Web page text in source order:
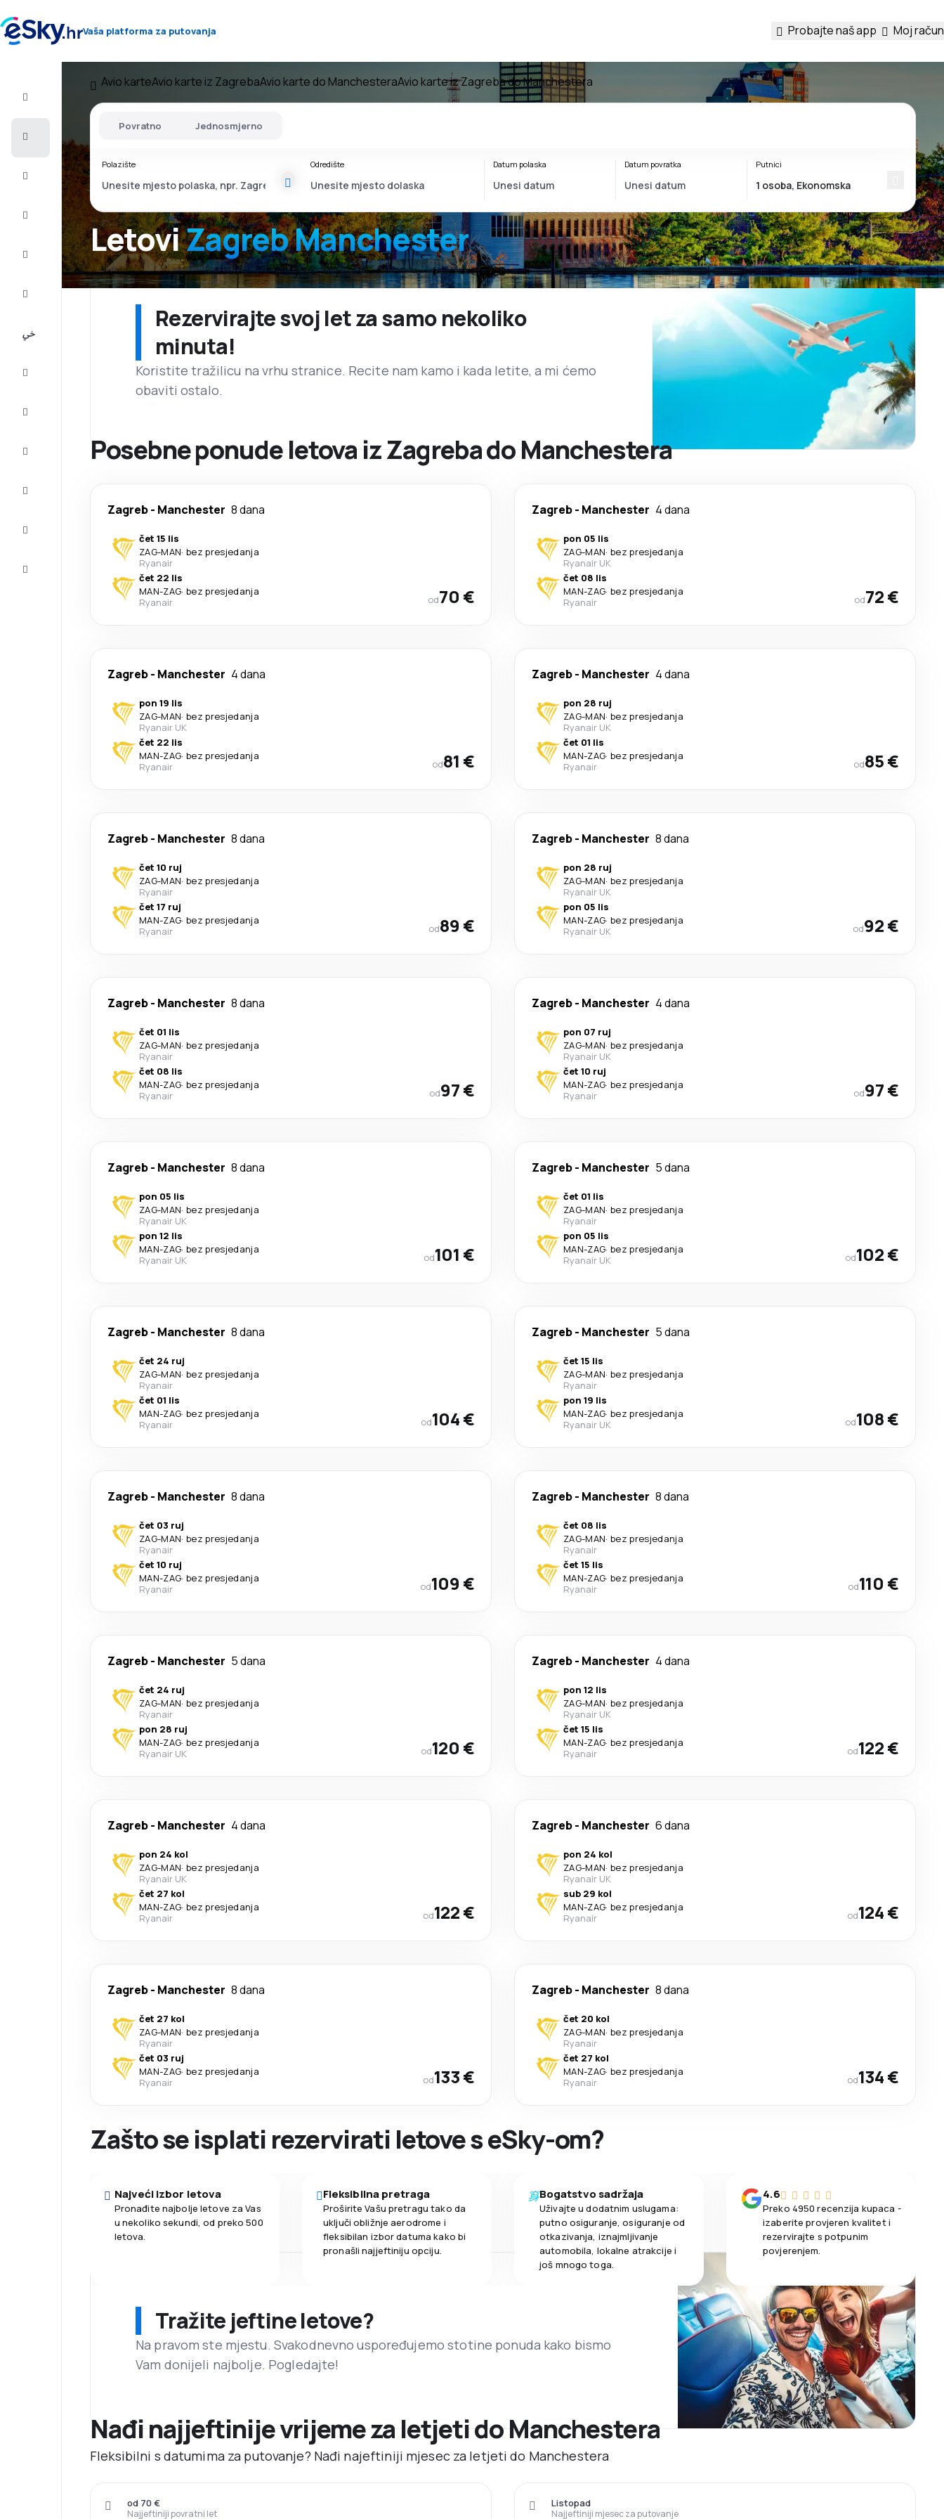
Vaša platforma za putovanja Probajte naš app Moj račun
Ljetovanje
2026/27
Avio karteAvio karte iz ZagrebaAvio karte do ManchesteraAvio karte iz Zagreba do Manchestera
LetoviZagreb Manchester
Povratno Jednosmjerno
Polazište Odredište Datum polaska Datum povratka Putnici
Rezervirajte svoj let za samo nekoliko
minuta!
Koristite tražilicu na vrhu stranice. Recite nam kamo i kada letite, a mi ćemo
obaviti ostalo.
Posebne ponude letova iz Zagreba do Manchestera
Zagreb- Manchester 8 dana
čet 15 lis
ZAG-MAN· bez presjedanja
Ryanair
čet 22 lis
MAN-ZAG· bez presjedanja
Ryanair
od70 €
Zagreb- Manchester 4 dana
pon 05 lis
ZAG-MAN· bez presjedanja
Ryanair UK
čet 08 lis
MAN-ZAG· bez presjedanja
Ryanair
od72 €
Zagreb- Manchester 4 dana
pon 19 lis
ZAG-MAN· bez presjedanja
Ryanair UK
čet 22 lis
MAN-ZAG· bez presjedanja
Ryanair
od81 €
Zagreb- Manchester 4 dana
pon 28 ruj
ZAG-MAN· bez presjedanja
Ryanair UK
čet 01 lis
MAN-ZAG· bez presjedanja
Ryanair
od85 €
Zagreb- Manchester 8 dana
čet 10 ruj
ZAG-MAN· bez presjedanja
Ryanair
čet 17 ruj
MAN-ZAG· bez presjedanja
Ryanair
od89 €
Zagreb- Manchester 8 dana
pon 28 ruj
ZAG-MAN· bez presjedanja
Ryanair UK
pon 05 lis
MAN-ZAG· bez presjedanja
Ryanair UK
od92 €
Zagreb- Manchester 8 dana
čet 01 lis
ZAG-MAN· bez presjedanja
Ryanair
čet 08 lis
MAN-ZAG· bez presjedanja
Ryanair
od97 €
Zagreb- Manchester 4 dana
pon 07 ruj
ZAG-MAN· bez presjedanja
Ryanair UK
čet 10 ruj
MAN-ZAG· bez presjedanja
Ryanair
od97 €
Zagreb- Manchester 8 dana
pon 05 lis
ZAG-MAN· bez presjedanja
Ryanair UK
pon 12 lis
MAN-ZAG· bez presjedanja
Ryanair UK
od101 €
Zagreb- Manchester 5 dana
čet 01 lis
ZAG-MAN· bez presjedanja
Ryanair
pon 05 lis
MAN-ZAG· bez presjedanja
Ryanair UK
od102 €
Zagreb- Manchester 8 dana
čet 24 ruj
ZAG-MAN· bez presjedanja
Ryanair
čet 01 lis
MAN-ZAG· bez presjedanja
Ryanair
od104 €
Zagreb- Manchester 5 dana
čet 15 lis
ZAG-MAN· bez presjedanja
Ryanair
pon 19 lis
MAN-ZAG· bez presjedanja
Ryanair UK
od108 €
Zagreb- Manchester 8 dana
čet 03 ruj
ZAG-MAN· bez presjedanja
Ryanair
čet 10 ruj
MAN-ZAG· bez presjedanja
Ryanair
od109 €
Zagreb- Manchester 8 dana
čet 08 lis
ZAG-MAN· bez presjedanja
Ryanair
čet 15 lis
MAN-ZAG· bez presjedanja
Ryanair
od110 €
Zagreb- Manchester 5 dana
čet 24 ruj
ZAG-MAN· bez presjedanja
Ryanair
pon 28 ruj
MAN-ZAG· bez presjedanja
Ryanair UK
od120 €
Zagreb- Manchester 4 dana
pon 12 lis
ZAG-MAN· bez presjedanja
Ryanair UK
čet 15 lis
MAN-ZAG· bez presjedanja
Ryanair
od122 €
Zagreb- Manchester 4 dana
pon 24 kol
ZAG-MAN· bez presjedanja
Ryanair UK
čet 27 kol
MAN-ZAG· bez presjedanja
Ryanair
od122 €
Zagreb- Manchester 6 dana
pon 24 kol
ZAG-MAN· bez presjedanja
Ryanair UK
sub 29 kol
MAN-ZAG· bez presjedanja
Ryanair
od124 €
Zagreb- Manchester 8 dana
čet 27 kol
ZAG-MAN· bez presjedanja
Ryanair
čet 03 ruj
MAN-ZAG· bez presjedanja
Ryanair
od133 €
Zagreb- Manchester 8 dana
čet 20 kol
ZAG-MAN· bez presjedanja
Ryanair
čet 27 kol
MAN-ZAG· bez presjedanja
Ryanair
od134 €
Zašto se isplati rezervirati letove s eSky-om?
Najveći izbor letova
Pronađite najbolje letove za Vas
u nekoliko sekundi, od preko 500
letova.
Fleksibilna pretraga
Proširite Vašu pretragu tako da
uključi obližnje aerodrome i
fleksibilan izbor datuma kako bi
pronašli najjeftiniju opciju.
Bogatstvo sadržaja
Uživajte u dodatnim uslugama:
putno osiguranje, osiguranje od
otkazivanja, iznajmljivanje
automobila, lokalne atrakcije i
još mnogo toga.
4.6
Preko 4950 recenzija kupaca -
izaberite provjeren kvalitet i
rezervirajte s potpunim
povjerenjem.
Tražite jeftine letove?
Na pravom ste mjestu. Svakodnevno uspoređujemo stotine ponuda kako bismo
Vam donijeli najbolje. Pogledajte!
Nađi najjeftinije vrijeme za letjeti do Manchestera
Fleksibilni s datumima za putovanje? Nađi najeftiniji mjesec za letjeti do Manchestera
Najjeftiniji povratni let
od 70 €
Najjeftiniji mjesec za putovanje
Listopad